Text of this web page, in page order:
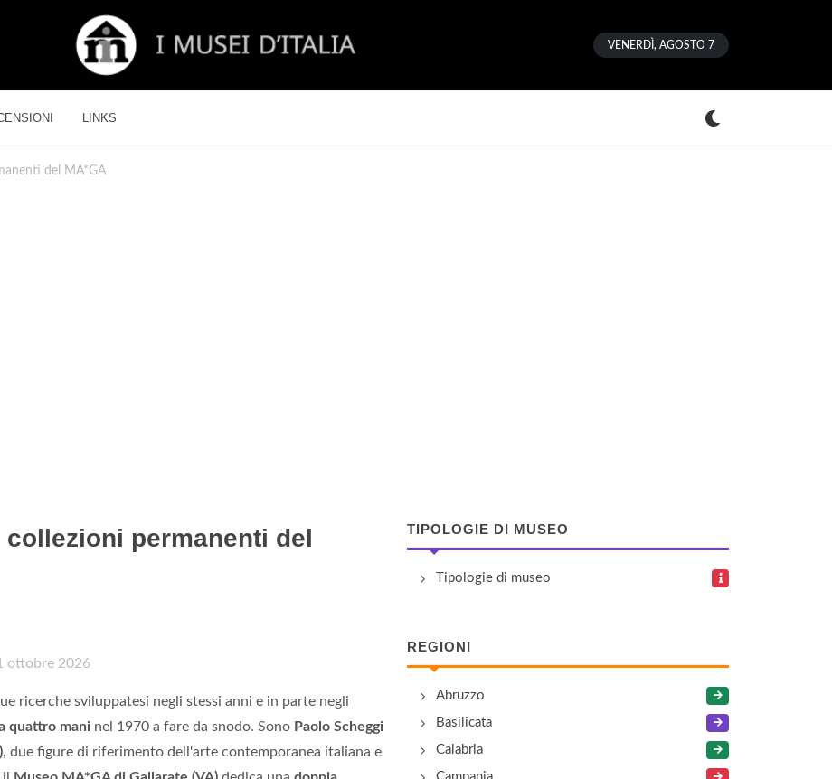
VENERDÌ, AGOSTO 7
LINKS
del MA*GA
permanenti del
ottobre 2026
ricerche sviluppatesi negli stessi anni e in parte negli
quattro mani nel 1970 a fare da snodo. Sono Paolo Scheggi
, due figure di riferimento dell'arte contemporanea italiana e
TIPOLOGIE DI MUSEO
Tipologie di museo
REGIONI
Abruzzo
Basilicata
Calabria